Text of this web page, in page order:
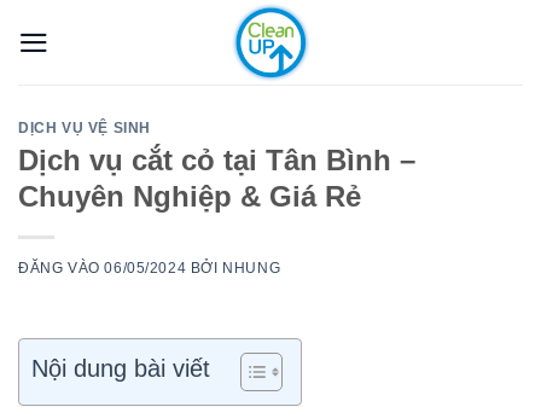
qua
DỊCH VỤ VỆ SINH
Dịch vụ cắt cỏ tại Tân Bình –
Chuyên Nghiệp & Giá Rẻ
ĐĂNG VÀO06/05/2024 BỞI NHUNG
Nội dung bài viết